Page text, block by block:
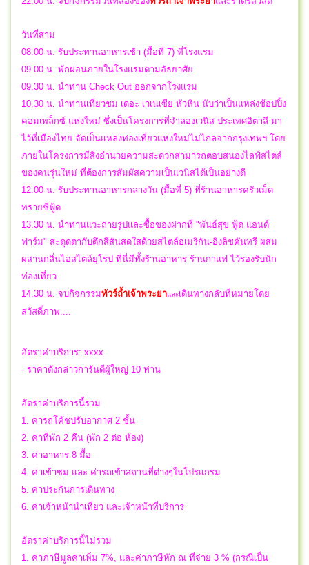
วันที่สาม
08.00 น. รับประทานอาหารเช้า (มื้อที่ 7) ที่โรงแรม
09.00 น. พักผ่อนภายในโรงแรมตามอัธยาศัย
09.30 น. นำท่าน Check Out ออกจากโรงแรม
10.30 น. นำท่านเที่ยวชม เดอะ เวเนเซีย หัวหิน นับว่าเป็นแหล่งช้อปปิ้ง
คอมเพล็กซ์ แห่งใหม่ ซึ่งเป็นโครงการที่จำลองเวนิส ประเทศอิตาลี มา
ไว้ที่เมืองไทย จัดเป็นแหล่งท่องเที่ยวแห่งใหม่ไม่ไกลจากกรุงเทพฯ โดย
ภายในโครงการมีสิ่งอำนวยความสะดวกสามารถตอบสนองไลฟ์สไตล์
ของคนรุ่นใหม่ ที่ต้องการสัมผัสความเป็นเวนิสได้เป็นอย่างดี
12.00 น. รับประทานอาหารกลางวัน (มื้อที่ 5) ที่ร้านอาหารครัวเม็ด
ทรายซีฟู้ด
13.30 น. นำท่านแวะถ่ายรูปและซื้อของฝากที่ "พันธ์สุข ฟู้ด แอนด์
ฟาร์ม" สะดุดตากับตึกสีสันสดใสด้วยสไตล์อเมริกัน-อิงลิชคันทรี ผสม
ผสานกลิ่นไอสไตล์ยุโรป ที่นี่มีทั้งร้านอาหาร ร้านกาแฟ ไว้รองรับนัก
ท่องเที่ยว
14.30 น. จบกิจกรรมทัวร์ถ้ำเจ้าพระยาและเดินทางกลับที่หมายโดย
สวัสดิ์ภาพ....
อัตราค่าบริการ: xxxx
- ราคาดังกล่าวการันตีผู้ใหญ่ 10 ท่าน
อัตราค่าบริการนี้รวม
1. ค่ารถโค้ชปรับอากาศ 2 ชั้น
2. ค่าที่พัก 2 คืน (พัก 2 ต่อ ห้อง)
3. ค่าอาหาร 8 มื้อ
4. ค่าเข้าชม และ ค่ารถเข้าสถานที่ต่างๆในโปรแกรม
5. ค่าประกันการเดินทาง
6. ค่าเจ้าหน้านำเที่ยว และเจ้าหน้าที่บริการ
อัตราค่าบริการนี้ไม่รวม
1. ค่าภาษีมูลค่าเพิ่ม 7%, และค่าภาษีหัก ณ ที่จ่าย 3 % (กรณีเป็น